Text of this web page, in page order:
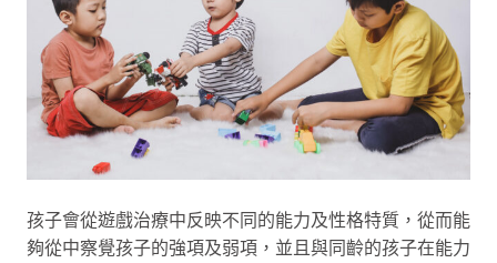
孩子會從遊戲治療中反映不同的能力及性格特質，從而能
夠從中察覺孩子的強項及弱項，並且與同齡的孩子在能力